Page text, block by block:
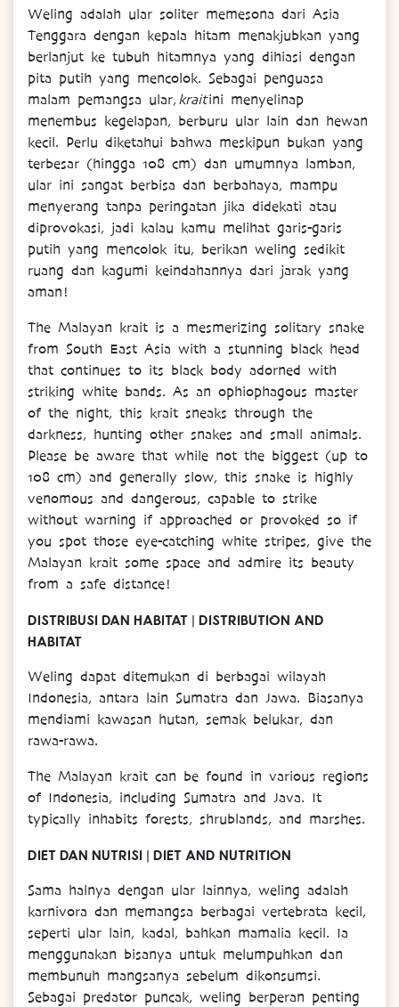
Weling adalah ular soliter memesona dari Asia
Tenggara dengan kepala hitam menakjubkan yang
berlanjut ke tubuh hitamnya yang dihiasi dengan
pita putih yang mencolok. Sebagai penguasa
malam pemangsa ular, kraitini menyelinap
menembus kegelapan, berburu ular lain dan hewan
kecil. Perlu diketahui bahwa meskipun bukan yang
terbesar (hingga 108 cm) dan umumnya lamban,
ular ini sangat berbisa dan berbahaya, mampu
menyerang tanpa peringatan jika didekati atau
diprovokasi, jadi kalau kamu melihat garis-garis
putih yang mencolok itu, berikan weling sedikit
ruang dan kagumi keindahannya dari jarak yang
aman!
The Malayan krait is a mesmerizing solitary snake
from South East Asia with a stunning black head
that continues to its black body adorned with
striking white bands. As an ophiophagous master
of the night, this krait sneaks through the
darkness, hunting other snakes and small animals.
Please be aware that while not the biggest (up to
108 cm) and generally slow, this snake is highly
venomous and dangerous, capable to strike
without warning if approached or provoked so if
you spot those eye-catching white stripes, give the
Malayan krait some space and admire its beauty
from a safe distance!
DISTRIBUSI DAN HABITAT | DISTRIBUTION AND
HABITAT
Weling dapat ditemukan di berbagai wilayah
Indonesia, antara lain Sumatra dan Jawa. Biasanya
mendiami kawasan hutan, semak belukar, dan
rawa-rawa.
The Malayan krait can be found in various regions
of Indonesia, including Sumatra and Java. It
typically inhabits forests, shrublands, and marshes.
DIET DAN NUTRISI | DIET AND NUTRITION
Sama halnya dengan ular lainnya, weling adalah
karnivora dan memangsa berbagai vertebrata kecil,
seperti ular lain, kadal, bahkan mamalia kecil. Ia
menggunakan bisanya untuk melumpuhkan dan
membunuh mangsanya sebelum dikonsumsi.
Sebagai predator puncak, weling berperan penting